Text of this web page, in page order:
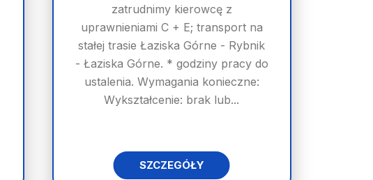
zatrudnimy kierowcę z
uprawnieniami C + E; transport na
stałej trasie Łaziska Górne - Rybnik
- Łaziska Górne. * godziny pracy do
ustalenia. Wymagania konieczne:
Wykształcenie: brak lub...
SZCZEGÓŁY